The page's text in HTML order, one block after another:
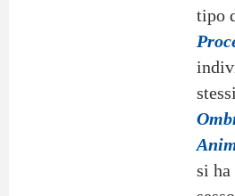
tipo
si